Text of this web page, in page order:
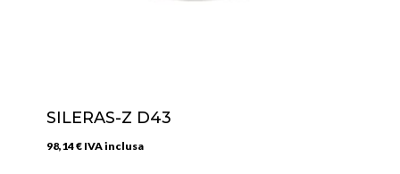
SILERAS-Z D43
98,14€ IVA inclusa